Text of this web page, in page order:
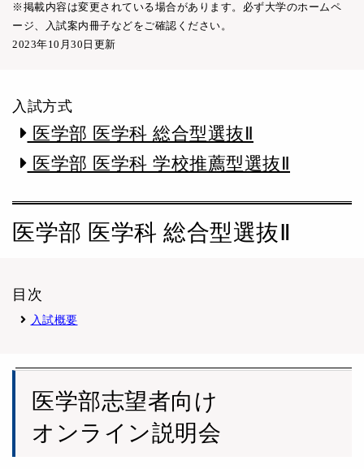
※掲載内容は変更されている場合があります。必ず大学のホームペ
ージ、入試案内冊子などをご確認ください。
2023年10月30日更新
入試方式
医学部 医学科 総合型選抜Ⅱ
医学部 医学科 学校推薦型選抜Ⅱ
医学部 医学科 総合型選抜Ⅱ
目次
入試概要
医学部志望者向け
オンライン説明会